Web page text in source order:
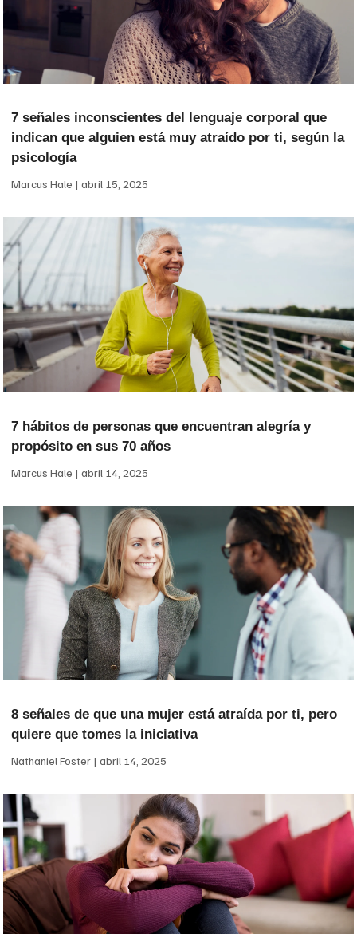
7 señales inconscientes del lenguaje corporal que
indican que alguien está muy atraído por ti, según la
psicología
Marcus Hale abril 15, 2025
7 hábitos de personas que encuentran alegría y
propósito en sus 70 años
Marcus Hale abril 14, 2025
8 señales de que una mujer está atraída por ti, pero
quiere que tomes la iniciativa
Nathaniel Foster abril 14, 2025